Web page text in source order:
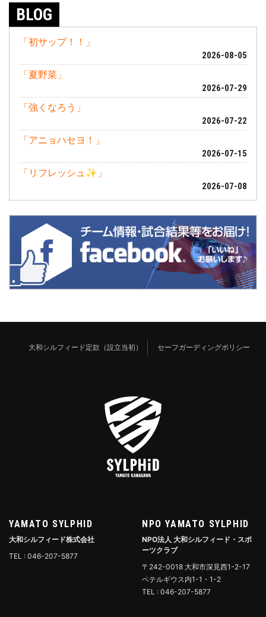
BLOG
「初サップ！！」
2026-08-05
「夏野菜」
2026-07-29
「強くなろう」
2026-07-22
「アニョハセヨ！」
2026-07-15
「リフレッシュ✨」
2026-07-08
大和シルフィード定款（設立当初） セーフガーディングポリシー
YAMATO SYLPHID
大和シルフィード株式会社
TEL : 046-207-5877
NPO YAMATO SYLPHID
NPO法人 大和シルフィード・スポ
ーツクラブ
〒242-0018 大和市深見西1-2-17
ベテルギウス内1-1・1-2
TEL : 046-207-5877